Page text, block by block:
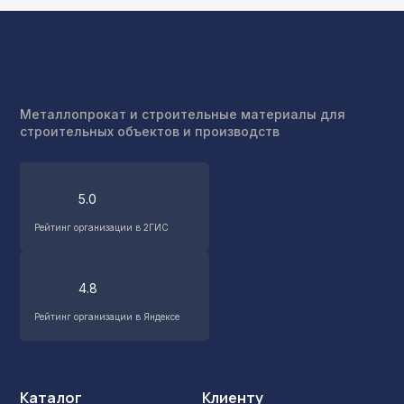
Металлопрокат и строительные материалы для
строительных объектов и производств
5.0
Рейтинг организации в 2ГИС
4.8
Рейтинг организации в Яндексе
Каталог Клиенту